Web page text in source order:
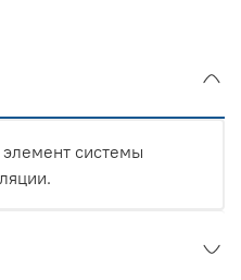
системы